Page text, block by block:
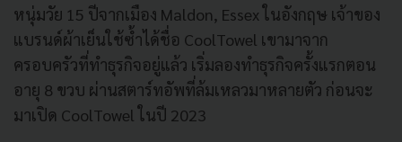
หนุ่มวัย 15 ปีจากเมือง Maldon, Essex ในอังกฤษ เจ้าของ
แบรนด์ผ้าเย็นใช้ซ้ำได้ชื่อ CoolTowel เขามาจาก
ครอบครัวที่ทำธุรกิจอยู่แล้ว เริ่มลองทำธุรกิจครั้งแรกตอน
อายุ 8 ขวบ ผ่านสตาร์ทอัพที่ล้มเหลวมาหลายตัว ก่อนจะ
มาเปิด CoolTowel ในปี 2023